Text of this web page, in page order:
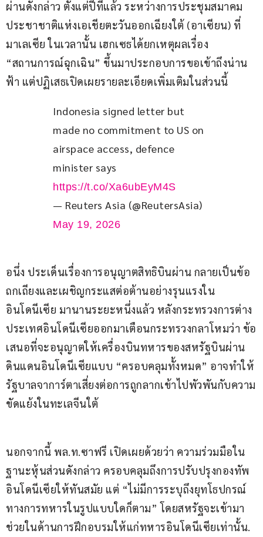
ผ่านดังกล่าว ตั้งแต่ปีที่แล้ว ระหว่างการประชุมสมาคม
ประชาชาติแห่งเอเชียตะวันออกเฉียงใต้ (อาเซียน) ที่
มาเลเซีย ในเวลานั้น เฮกเซธได้ยกเหตุผลเรื่อง
“สถานการณ์ฉุกเฉิน” ขึ้นมาประกอบการขอเข้าถึงน่าน
ฟ้า แต่ปฏิเสธเปิดเผยรายละเอียดเพิ่มเติมในส่วนนี้
Indonesia signed letter but
made no commitment to US on
airspace access, defence
minister says
https://t.co/Xa6ubEyM4S
— Reuters Asia (@ReutersAsia)
May 19, 2026
อนึ่ง ประเด็นเรื่องการอนุญาตสิทธิบินผ่าน กลายเป็นข้อ
ถกเถียงและเผชิญกระแสต่อต้านอย่างรุนแรงใน
อินโดนีเซีย มานานระยะหนึ่งแล้ว หลังกระทรวงการต่าง
ประเทศอินโดนีเซียออกมาเตือนกระทรวงกลาโหมว่า ข้อ
เสนอที่จะอนุญาตให้เครื่องบินทหารของสหรัฐบินผ่าน
ดินแดนอินโดนีเซียแบบ “ครอบคลุมทั้งหมด” อาจทำให้
รัฐบาลจาการ์ตาเสี่ยงต่อการถูกลากเข้าไปพัวพันกับความ
ขัดแย้งในทะเลจีนใต้
นอกจากนี้ พล.ท.ซาฟรี เปิดเผยด้วยว่า ความร่วมมือใน
ฐานะหุ้นส่วนดังกล่าว ครอบคลุมถึงการปรับปรุงกองทัพ
อินโดนีเซียให้ทันสมัย แต่ “ไม่มีการระบุถึงยุทโธปกรณ์
ทางการทหารในรูปแบบใดก็ตาม” โดยสหรัฐจะเข้ามา
ช่วยในด้านการฝึกอบรมให้แก่ทหารอินโดนีเซียเท่านั้น.